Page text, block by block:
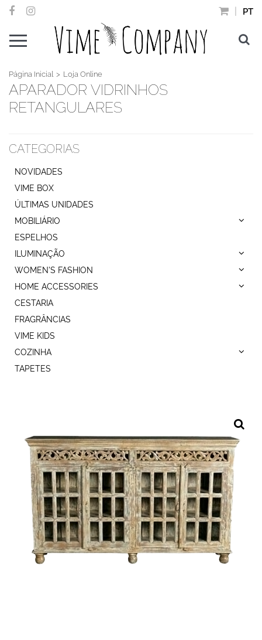
PT
Página Inicial Loja Online
APARADOR VIDRINHOS
RETANGULARES
CATEGORIAS
NOVIDADES
VIME BOX
ÚLTIMAS UNIDADES
MOBILIÁRIO
ESPELHOS
ILUMINAÇÃO
WOMEN'S FASHION
HOME ACCESSORIES
CESTARIA
FRAGRÂNCIAS
VIME KIDS
COZINHA
TAPETES